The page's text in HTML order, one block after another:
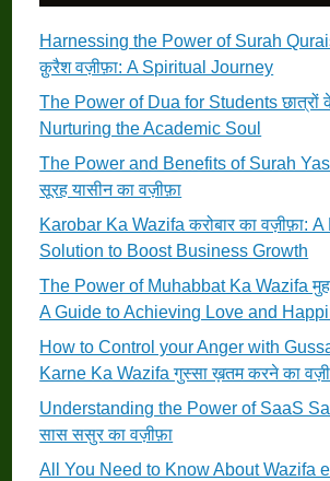
Harnessing the Power of Surah
क़ुरैश वज़ीफ़ा: A Spiritual Journey
The Power of Dua for Students छात्रों
Nurturing the Academic Soul
The Power and Benefits of Surah
सूरह यासीन का वज़ीफ़ा
Karobar Ka Wazifa करोबार का वज़ीफ़ा: A
Solution to Boost Business Growth
The Power of Muhabbat Ka Wazifa
A Guide to Achieving Love and
How to Control your Anger with
Karne Ka Wazifa गुस्सा ख़तम करने का
Understanding the Power of SaaS
सास ससुर का वज़ीफ़ा
All You Need to Know About Wazifa